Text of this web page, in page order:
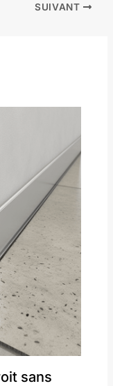
SUIVANT
sans